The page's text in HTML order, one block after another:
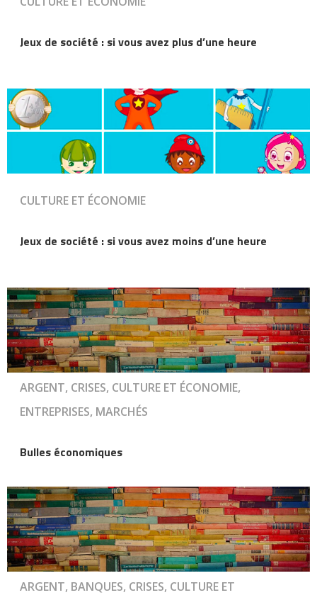
Jeux de société : si vous avez plus d’une heure
CULTURE ET ÉCONOMIE
Jeux de société : si vous avez moins d’une heure
ARGENT, CRISES, CULTURE ET ÉCONOMIE,
ENTREPRISES, MARCHÉS
Bulles économiques
ARGENT, BANQUES, CRISES, CULTURE ET